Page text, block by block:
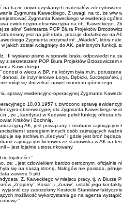
na bazie nowo uzyskanych materiałów
Zygmunta Kaweckiego. Z uwagi, na to, że w/
Zygmunta Kaweckiego w ewidencji
ewidencyjno-obserwacyjna na ob. Kaweckiego.
ze słów” Sekretarza POP Biura Projektów
jest na pół etatu, pracuje dodatkowo na
Zygmunta otrzymał inf. „Władek”, który
jakich został wciągnięty do AK, pełnionych
III wysłano pismo w sprawie braku odpowiedzi na
z sekretarzem POP Biura Projektów
Kaweckiego.
donosi o wiecu w BP, na którym była m.in.
że inżynierowie Lorys, Dębicki,
mógł się doczekać nawet munduru górniczego.
sprawy ewidencyjno-operacyjnej Zygmunta
18.03.1957 r. zwrócono sprawę
obserwacyjnej dla Zygmunta Kaweckiego w
że „ kandydat w Kedywie pełnił funkcję oficera
Kraków i Bochnię.
AK, jest powiązany z osobami zajmującymi
i szeregiem innych osób zajmujących
się archiwum „Kedywu” i gdzie jest broń
zajmującymi kierownicze stanowiska w AK na
– jest lojalnie ustosunkowany.
lojalności.”
że: „ jest człowiekiem bardzo ostrożnym,
się na naszą stronę. Nałogów nie posiada,
zawiera 5 pkt:
Z. Kaweckiego w miejscu pracy, tj. w Biurze
„Znajomy”, Basia”, i „Żuraw”, ustalić jego
czy zastrzelony Kostecki Stanisław
możliwość wykorzystania go na agenta